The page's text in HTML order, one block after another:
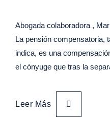
Abogada colaboradora ,
La pensión compensatoria,
indica, es una
el cónyuge que tras la
Leer Más